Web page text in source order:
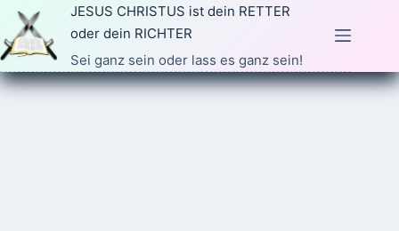
Zum
Inhalt
springen
JESUS CHRISTUS ist dein RETTER
oder dein RICHTER
Sei ganz sein oder lass es ganz sein!